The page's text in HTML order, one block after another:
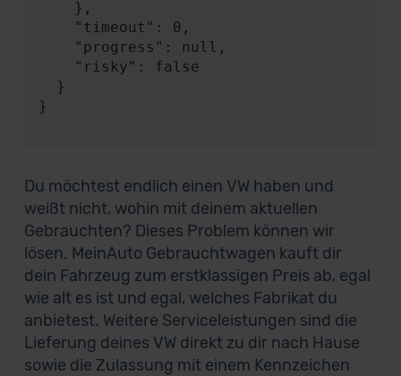
}
Du möchtest endlich einen VW haben und
weißt nicht, wohin mit deinem aktuellen
Gebrauchten? Dieses Problem können wir
lösen. MeinAuto Gebrauchtwagen kauft dir
dein Fahrzeug zum erstklassigen Preis ab, egal
wie alt es ist und egal, welches Fabrikat du
anbietest. Weitere Serviceleistungen sind die
Lieferung deines VW direkt zu dir nach Hause
sowie die Zulassung mit einem Kennzeichen